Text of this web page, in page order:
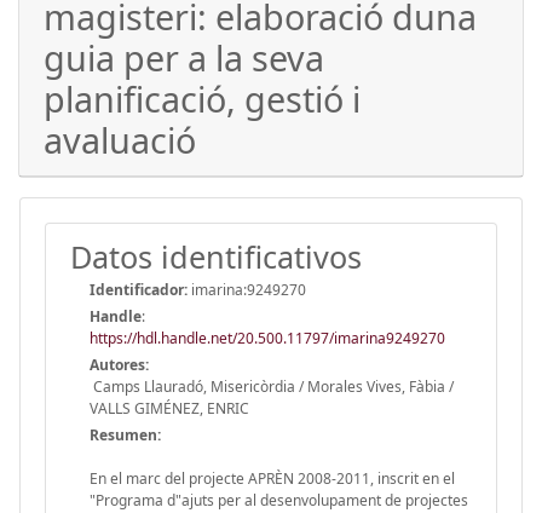
magisteri: elaboració duna
guia per a la seva
planificació, gestió i
avaluació
Datos identificativos
Identificador: imarina:9249270
Handle:
https://hdl.handle.net/20.500.11797/imarina9249270
Autores:
Camps Llauradó, Misericòrdia / Morales Vives, Fàbia /
VALLS GIMÉNEZ, ENRIC
Resumen:
En el marc del projecte APRÈN 2008-2011, inscrit en el
"Programa d"ajuts per al desenvolupament de projectes